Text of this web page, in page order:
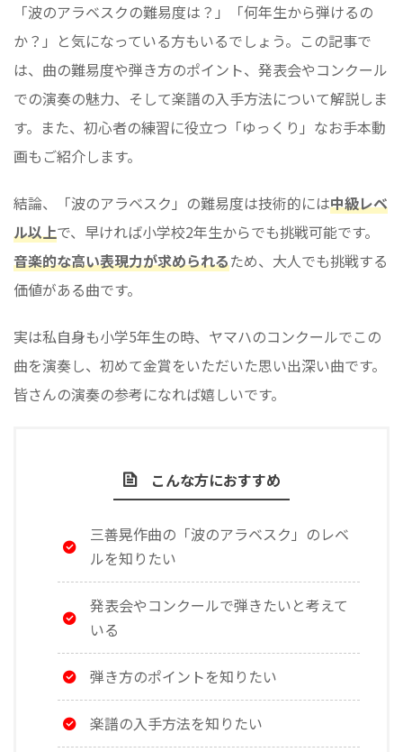
「波のアラベスクの難易度は？」「何年生から弾けるの
か？」と気になっている方もいるでしょう。この記事で
は、曲の難易度や弾き方のポイント、発表会やコンクール
での演奏の魅力、そして楽譜の入手方法について解説しま
す。また、初心者の練習に役立つ「ゆっくり」なお手本動
画もご紹介します。
結論、「波のアラベスク」の難易度は技術的には中級レベ
ル以上で、早ければ小学校2年生からでも挑戦可能です。
音楽的な高い表現力が求められるため、大人でも挑戦する
価値がある曲です。
実は私自身も小学5年生の時、ヤマハのコンクールでこの
曲を演奏し、初めて金賞をいただいた思い出深い曲です。
皆さんの演奏の参考になれば嬉しいです。
こんな方におすすめ
三善晃作曲の「波のアラベスク」のレベ
ルを知りたい
発表会やコンクールで弾きたいと考えて
いる
弾き方のポイントを知りたい
楽譜の入手方法を知りたい